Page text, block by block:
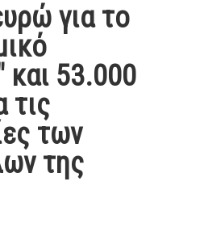
για το
και 53.000
τις
των
της